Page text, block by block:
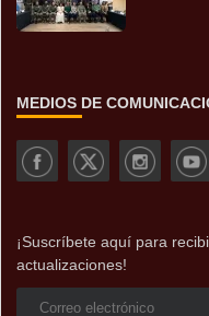
MEDIOS DE
¡Suscríbete aquí para
actualizaciones!